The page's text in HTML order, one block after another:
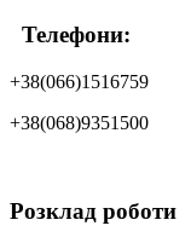
Телефони:
+38(066)1516759
+38(068)9351500
Розклад роботи